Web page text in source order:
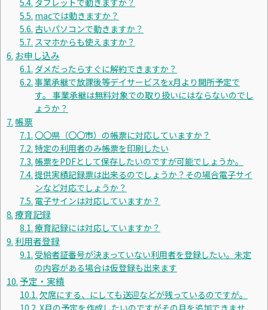
macでは動きますか？
古いパソコンで動きますか？
スマホからも使えますか？
お申し込み
ダメだったらすぐに解約できますか？
事業承継で放課後等デイサービスをx月より開所予定で
す。 事業承継は無料対象での取り扱いにはならないのでし
ょうか？
帳票
〇〇県（〇〇市）の帳票に対応していますか？
特定の利用者のみ帳票を印刷したい
帳票をPDFとして保存したいのですが可能でしょうか。
提供実績記録票は出来るのでしょうか？その場合電子サイ
ンなど対応でしょうか？
電子サインは対応していますか？
療育記録
療育記録には対応していますか？
利用者登録
受給者証番号が決まっていない利用者を登録したい。未定
の内容がある場合は仮登録も出来ます
予定・実績
欠席にする、にしても送迎などが残っているのですが。
X月の予定を作成したいのですがその月を追加できませ